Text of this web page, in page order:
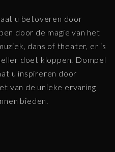
u betoveren door
door de magie van het
dans of theater, er is
doet kloppen. Dompel
u inspireren door
van de unieke ervaring
bieden.